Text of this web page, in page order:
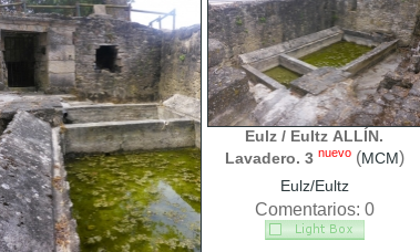
Eulz / Eultz ALLÍN.
Lavadero. 3 nuevo(MCM)
Eulz/Eultz
Comentarios: 0